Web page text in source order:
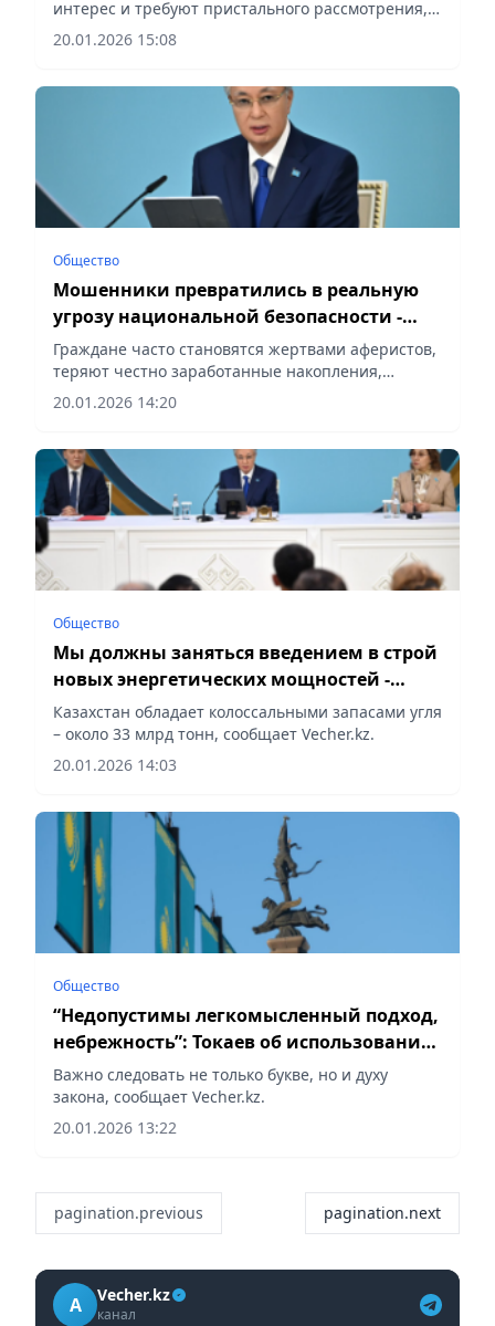
интерес и требуют пристального рассмотрения,
сообщает Vecher.kz.
20.01.2026 15:08
Общество
Мошенники превратились в реальную
угрозу национальной безопасности -
Глава государства
Граждане часто становятся жертвами аферистов,
теряют честно заработанные накопления,
сообщает Vecher.kz.
20.01.2026 14:20
Общество
Мы должны заняться введением в строй
новых энергетических мощностей -
Токаев
Казахстан обладает колоссальными запасами угля
– около 33 млрд тонн, сообщает Vecher.kz.
20.01.2026 14:03
Общество
“Недопустимы легкомысленный подход,
небрежность”: Токаев об использовании
государственной символики
Важно следовать не только букве, но и духу
закона, сообщает Vecher.kz.
20.01.2026 13:22
pagination.previous pagination.next
A Vecher.kz
канал